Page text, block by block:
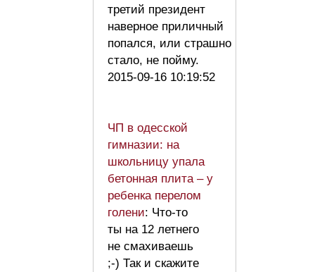
третий президент
наверное приличный
попался, или страшно
стало, не пойму.
2015-09-16 10:19:52
ЧП в одесской
гимназии: на
школьницу упала
бетонная плита – у
ребенка перелом
голени: Что-то
ты на 12 летнего
не смахиваешь
;-) Так и скажите